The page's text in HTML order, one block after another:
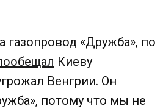
«Дружба», по
Киеву
Венгрии. Он
потому что мы не